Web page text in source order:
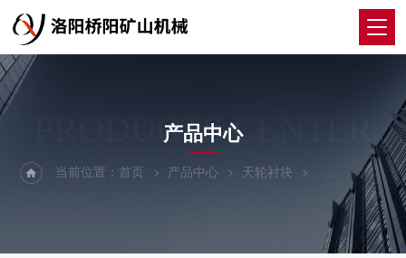
PRODUCTS CENTER
产品中心
当前位置：首页 产品中心 天轮衬块 PP聚丙烯天轮